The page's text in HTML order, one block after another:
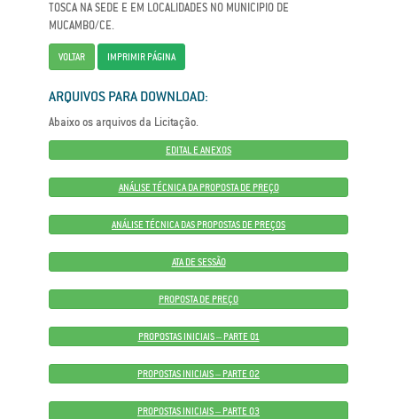
TOSCA NA SEDE E EM LOCALIDADES NO MUNICIPIO DE
MUCAMBO/CE.
VOLTAR IMPRIMIR PÁGINA
ARQUIVOS PARA DOWNLOAD:
Abaixo os arquivos da Licitação.
EDITAL E ANEXOS
ANÁLISE TÉCNICA DA PROPOSTA DE PREÇO
ANÁLISE TÉCNICA DAS PROPOSTAS DE PREÇOS
ATA DE SESSÃO
PROPOSTA DE PREÇO
PROPOSTAS INICIAIS – PARTE 01
PROPOSTAS INICIAIS – PARTE 02
PROPOSTAS INICIAIS – PARTE 03